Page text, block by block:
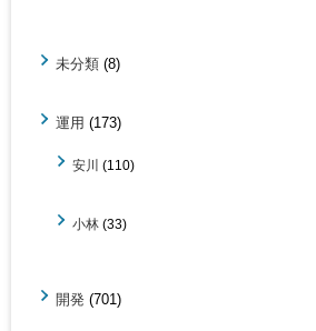
未分類 (8)
運用 (173)
安川 (110)
小林 (33)
開発 (701)